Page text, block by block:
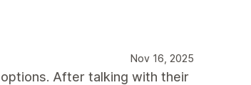
Nov 16, 2025
After talking with their